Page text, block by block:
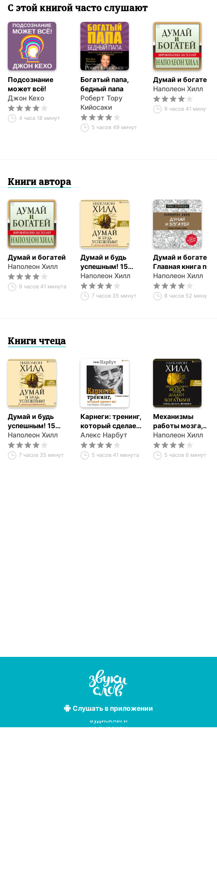
С этой книгой часто слушают
Подсознание
может всё!
Джон Кехо
4 часа 18 минут
Богатый папа,
бедный папа
Роберт Тору
Кийосаки
5 часов 49 минут
Думай и богатей
Наполеон Хилл
9 часов 41 минута
Книги автора
Думай и богатей
Наполеон Хилл
9 часов 41 минута
Думай и будь
успешным! 15
способов
достижения
всего
Наполеон Хилл
7 часов 35 минут
Думай и богатей.
Главная книга по
обретению
богатства
Наполеон Хилл
8 часов 52 минуты
Книги чтеца
Думай и будь
успешным! 15
способов
достижения
всего
Наполеон Хилл
7 часов 35 минут
Карнеги: тренинг,
который сделает
вас мастером
общения
Алекс Нарбут
5 часов 41 минута
Механизмы
работы мозга,
которые делают
нас богатыми.
Понять, освоить,
применить!
Наполеон Хилл
5 часов 6 минут
Слушатьв приложении
Лучшие
аудиокниги
на русском